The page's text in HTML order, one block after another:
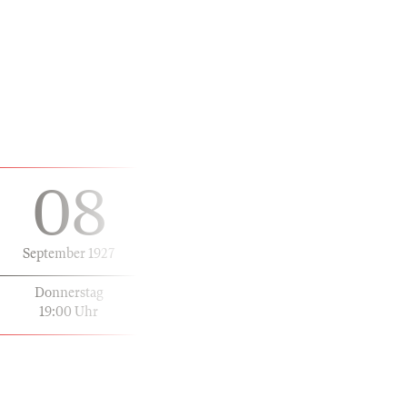
08
September 1927
Donnerstag
19:00 Uhr